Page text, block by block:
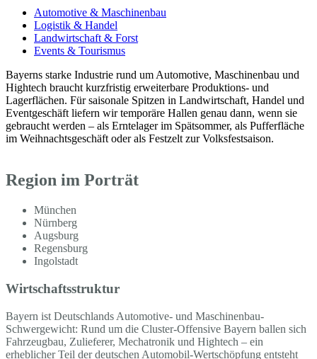
Automotive & Maschinenbau
Logistik & Handel
Landwirtschaft & Forst
Events & Tourismus
Bayerns starke Industrie rund um Automotive, Maschinenbau und
Hightech braucht kurzfristig erweiterbare Produktions- und
Lagerflächen. Für saisonale Spitzen in Landwirtschaft, Handel und
Eventgeschäft liefern wir temporäre Hallen genau dann, wenn sie
gebraucht werden – als Erntelager im Spätsommer, als Pufferfläche
im Weihnachtsgeschäft oder als Festzelt zur Volksfestsaison.
Region im Porträt
München
Nürnberg
Augsburg
Regensburg
Ingolstadt
Wirtschaftsstruktur
Bayern ist Deutschlands Automotive- und Maschinenbau-
Schwergewicht: Rund um die Cluster-Offensive Bayern ballen sich
Fahrzeugbau, Zulieferer, Mechatronik und Hightech – ein
erheblicher Teil der deutschen Automobil-Wertschöpfung entsteht